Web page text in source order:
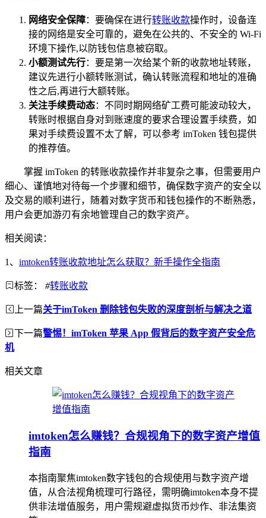
网络安全保障：要确保在进行转账收款操作时，设备连
接的网络是安全可靠的，避免在公共的、不安全的 Wi-Fi
环境下操作,以防钱包信息被窃取。
小额测试先行：要是第一次给某个新的收款地址转账，
建议先进行小额转账测试，确认转账流程和地址的准确
性之后,再进行大额转账。
关注手续费动态：不同时期网络矿工费可能波动较大，
转账时根据自身对到账速度的要求合理设置手续费，如
果对手续费设置不太了解，可以参考 imToken 钱包提供
的推荐值。
掌握 imToken 的转账收款操作并非复杂之事，但需要用户
细心、谨慎地对待每一个步骤和细节，确保数字资产的安全以
及交易的顺利进行，随着对数字货币和钱包操作的不断熟悉，
用户会更加游刃有余地管理自己的数字资产。
相关阅读：
1、 imtoken转账收款地址怎么获取？新手操作全指南
标签： #转账收款
上一篇关于imToken 删除钱包失败的深度剖析与解决之道
下一篇警惕！imToken 苹果 App 假背后的数字资产安全危
机
相关文章
imtoken怎么赚钱？合规视角下的数字资产增值
指南
本指南聚焦imtoken数字钱包的合规使用与数字资产增
值，从合法视角梳理可行路径，需明确imtoken本身不提
供非法增值服务，用户需规避虚拟货币炒作、非法集资